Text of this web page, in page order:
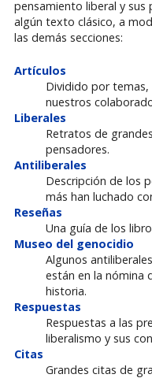
pensamiento liberal y sus
algún texto clásico, a
las demás secciones:
Artículos
Dividido por temas,
nuestros
Liberales
Retratos de
pensadores.
Antiliberales
Descripción de los
más han luchado
Reseñas
Una guía de los
Museo del genocidio
Algunos
están en la nómina
historia.
Respuestas
Respuestas a las
liberalismo y sus
Citas
Grandes citas de